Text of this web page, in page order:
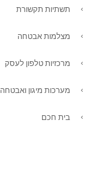
תשתיות תקשורת
מצלמות אבטחה
מרכזיות טלפון לעסק
מערכות מיגון ואבטחה
בית חכם